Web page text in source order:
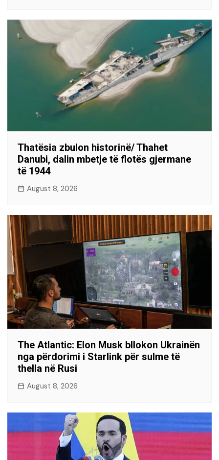
Thatësia zbulon historinë/ Thahet
Danubi, dalin mbetje të flotës gjermane
të 1944
August 8, 2026
The Atlantic: Elon Musk bllokon Ukrainën
nga përdorimi i Starlink për sulme të
thella në Rusi
August 8, 2026